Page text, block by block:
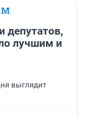
депутатов,
лучшим и
выглядит